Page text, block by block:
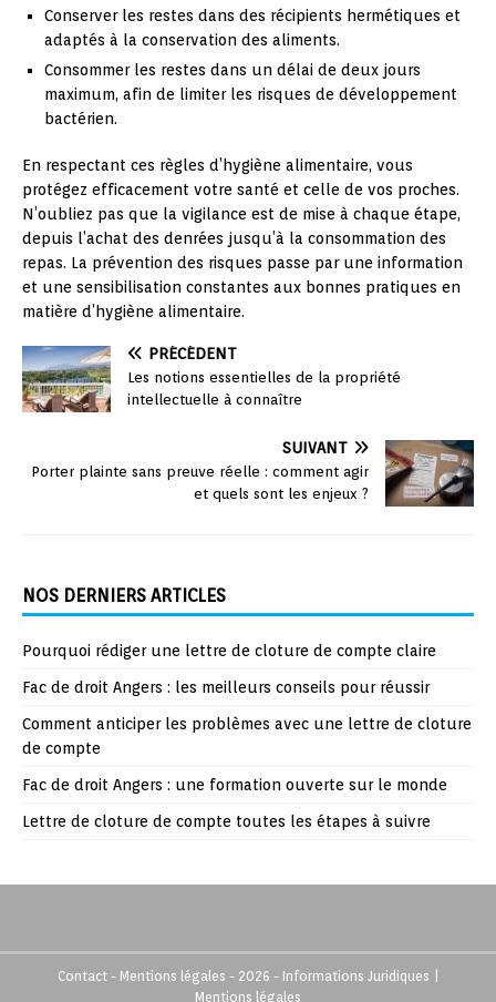
Conserver les restes dans des récipients hermétiques et
adaptés à la conservation des aliments.
Consommer les restes dans un délai de deux jours
maximum, afin de limiter les risques de développement
bactérien.
En respectant ces règles d’hygiène alimentaire, vous
protégez efficacement votre santé et celle de vos proches.
N’oubliez pas que la vigilance est de mise à chaque étape,
depuis l’achat des denrées jusqu’à la consommation des
repas. La prévention des risques passe par une information
et une sensibilisation constantes aux bonnes pratiques en
matière d’hygiène alimentaire.
PRÉCÉDENT
Les notions essentielles de la propriété
intellectuelle à connaître
SUIVANT
Porter plainte sans preuve réelle : comment agir
et quels sont les enjeux ?
NOS DERNIERS ARTICLES
Pourquoi rédiger une lettre de cloture de compte claire
Fac de droit Angers : les meilleurs conseils pour réussir
Comment anticiper les problèmes avec une lettre de cloture
de compte
Fac de droit Angers : une formation ouverte sur le monde
Lettre de cloture de compte toutes les étapes à suivre
Contact - Mentions légales - 2026 - Informations Juridiques |
Mentions légales